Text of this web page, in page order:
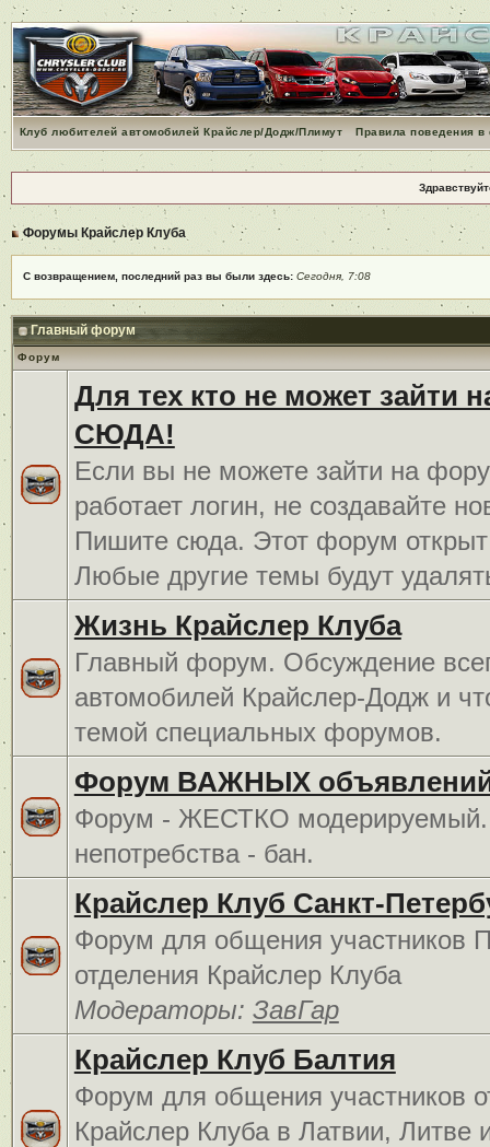
Клуб любителей автомобилей Крайслер/Додж/Плимут Правила поведения
Форумы Крайслер Клуба
С возвращением, последний раз вы были здесь: Сегодня, 7:08
Главный форум
Форум
Для тех кто не может зайти
СЮДА!
Если вы не можете зайти на
работает логин, не создавайте
Пишите сюда. Этот форум открыт
Любые другие темы будут
Жизнь Крайслер Клуба
Главный форум. Обсуждение
автомобилей Крайслер-Додж и
темой специальных форумов.
Форум ВАЖНЫХ
Форум - ЖЕСТКО
непотребства - бан.
Крайслер Клуб Санкт-
Форум для общения участников
отделения Крайслер Клуба
Модераторы: ЗавГар
Крайслер Клуб Балтия
Форум для общения участников
Крайслер Клуба в Латвии, Литве